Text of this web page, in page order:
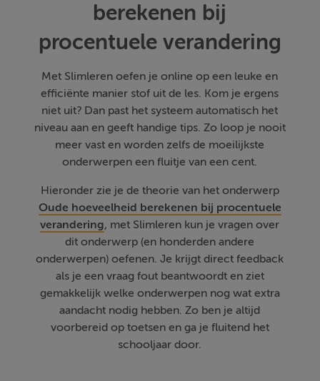
berekenen bij
procentuele verandering
Met Slimleren oefen je online op een leuke en
efficiënte manier stof uit de les. Kom je ergens
niet uit? Dan past het systeem automatisch het
niveau aan en geeft handige tips. Zo loop je nooit
meer vast en worden zelfs de moeilijkste
onderwerpen een fluitje van een cent.
Hieronder zie je de theorie van het onderwerp
Oude hoeveelheid berekenen bij procentuele
verandering, met Slimleren kun je vragen over
dit onderwerp (en honderden andere
onderwerpen) oefenen. Je krijgt direct feedback
als je een vraag fout beantwoordt en ziet
gemakkelijk welke onderwerpen nog wat extra
aandacht nodig hebben. Zo ben je altijd
voorbereid op toetsen en ga je fluitend het
schooljaar door.